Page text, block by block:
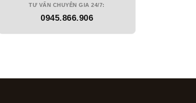
TƯ VẤN CHUYÊN GIA 24/7:
0945.866.906